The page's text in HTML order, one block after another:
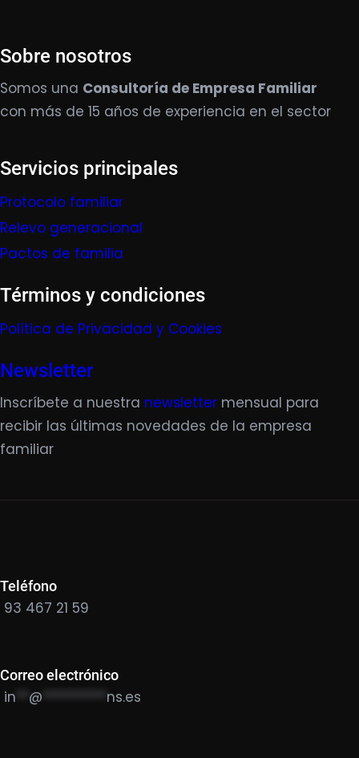
Sobre nosotros
Somos una Consultoría de Empresa Familiar
con más de 15 años de experiencia en el sector
Servicios principales
Protocolo familiar
Relevo generacional
Pactos de familia
Términos y condiciones
Política de Privacidad y Cookies
Newsletter
Inscríbete a nuestra newsletter mensual para
recibir las últimas novedades de la empresa
familiar
Teléfono
93 467 21 59
Correo electrónico
in @ ********** ns.es